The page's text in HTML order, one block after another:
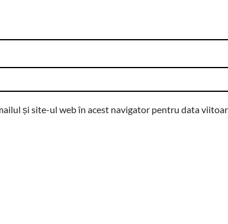
și site-ul web în acest navigator pentru data